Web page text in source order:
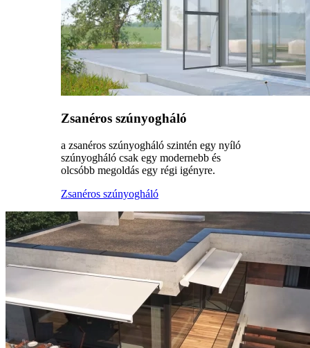
Zsanéros szúnyogháló
a zsanéros szúnyogháló szintén egy nyíló
szúnyogháló csak egy modernebb és
olcsóbb megoldás egy régi igényre.
Zsanéros szúnyogháló